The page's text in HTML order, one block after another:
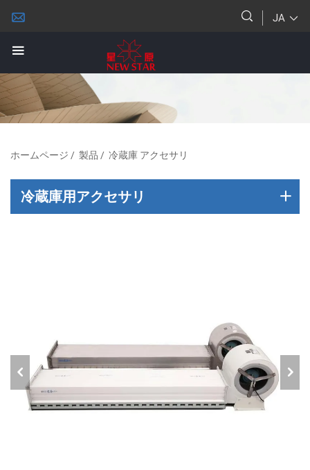
JA
ホームページ / 製品 / 冷蔵庫 アクセサリ
冷蔵庫用アクセサリ